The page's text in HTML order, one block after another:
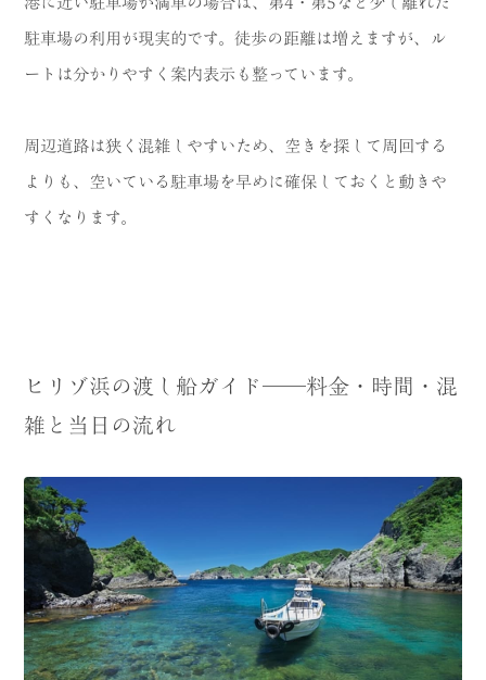
駐車場の利用が現実的です。徒歩の距離は増えますが、ル
ートは分かりやすく案内表示も整っています。
周辺道路は狭く混雑しやすいため、空きを探して周回する
よりも、空いている駐車場を早めに確保しておくと動きや
すくなります。
ヒリゾ浜の渡し船ガイド──料金・時間・混
雑と当日の流れ